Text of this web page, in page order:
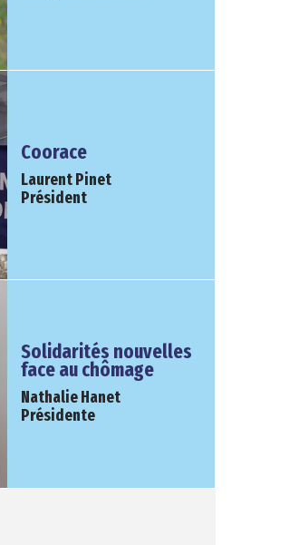
Coorace
Laurent Pinet
Président
Solidarités nouvelles
face au chômage
Nathalie Hanet
Présidente